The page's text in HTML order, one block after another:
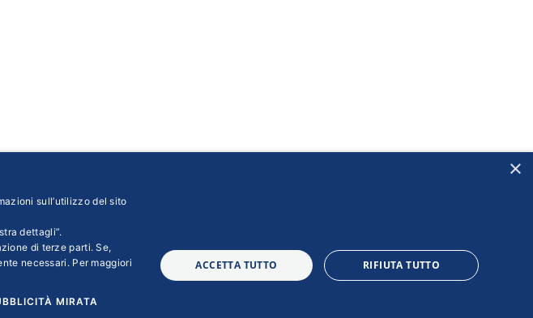
25 26 27
×
sull’utilizzo del sito
dettagli”.
di terze parti. Se,
necessari. Per maggiori
MIRATA
ACCETTA TUTTO RIFIUTA TUTTO